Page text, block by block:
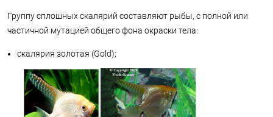
Группу сплошных скалярий составляют рыбы, с полной или
частичной мутацией общего фона окраски тела:
скалярия золотая (Gold);